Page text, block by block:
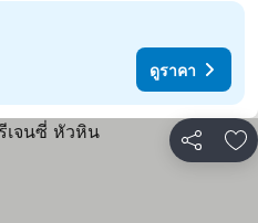
ดูราคา
แชร์ เ